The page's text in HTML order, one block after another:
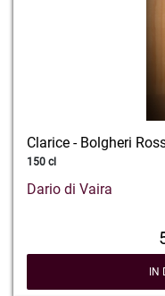
Clarice - Bolgheri
150 cl
Dario di Vaira
IN